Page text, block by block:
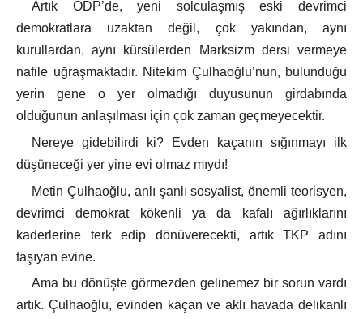
Artık ÖDP’de, yeni solculaşmış eski devrimci
demokratlara uzaktan değil, çok yakından, aynı
kurullardan, aynı kürsülerden Marksizm dersi vermeye
nafile uğraşmaktadır. Nitekim Çulhaoğlu’nun, bulunduğu
yerin gene o yer olmadığı duyusunun girdabında
olduğunun anlaşılması için çok zaman geçmeyecektir.
Nereye gidebilirdi ki? Evden kaçanın sığınmayı ilk
düşüneceği yer yine evi olmaz mıydı!
Metin Çulhaoğlu, anlı şanlı sosyalist, önemli teorisyen,
devrimci demokrat kökenli ya da kafalı ağırlıklarını
kaderlerine terk edip dönüverecekti, artık TKP adını
taşıyan evine.
Ama bu dönüşte görmezden gelinemez bir sorun vardı
artık. Çulhaoğlu, evinden kaçan ve aklı havada delikanlı